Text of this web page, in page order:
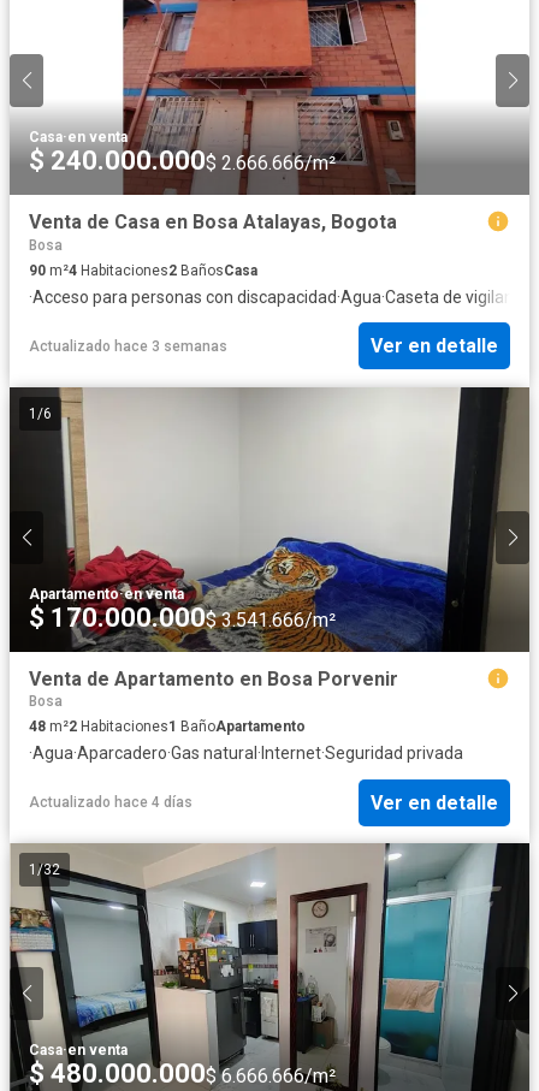
Casa·en venta
$ 240.000.000$ 2.666.666/m²
Venta de Casa en Bosa Atalayas, Bogota
Bosa
90 m²4 Habitaciones2 BañosCasa
·Acceso para personas con discapacidad·Agua·Caseta de vigilancia
Actualizado hace 3 semanas Ver en detalle
1 /6
Apartamento·en venta
$ 170.000.000$ 3.541.666/m²
Venta de Apartamento en Bosa Porvenir
Bosa
48 m²2 Habitaciones1 BañoApartamento
·Agua·Aparcadero·Gas natural · Internet·Seguridad privada
Actualizado hace 4 días Ver en detalle
1 /32
Casa·en venta
$ 480.000.000$ 6.666.666/m²